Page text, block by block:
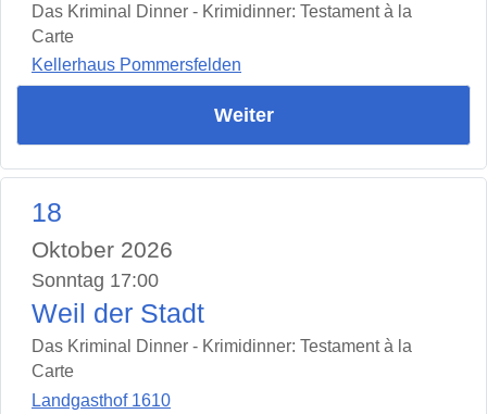
Das Kriminal Dinner - Krimidinner: Testament à la
Carte
Kellerhaus Pommersfelden
Weiter
18
Oktober 2026
Sonntag 17:00
Weil der Stadt
Das Kriminal Dinner - Krimidinner: Testament à la
Carte
Landgasthof 1610